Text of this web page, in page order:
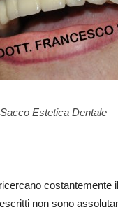
Estetica Dentale
costantemente
non sono